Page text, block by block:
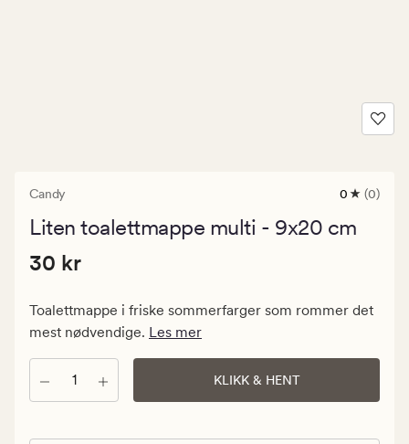
Candy
0
med
0 (0)
Liten toalettmappe multi - 9x20 cm
Pris
30
kr
Pris 30 kr
30 kr
Toalettmappe i friske sommerfarger som rommer det
mest nødvendige. Les mer
Antall KLIKK & HENT